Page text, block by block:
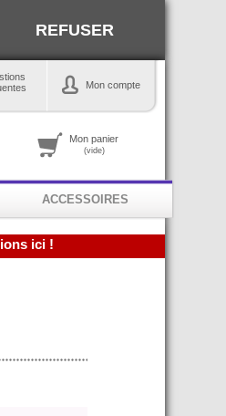
REFUSER
Mon compte
Mon panier
(vide)
ACCESSOIRES
ici !